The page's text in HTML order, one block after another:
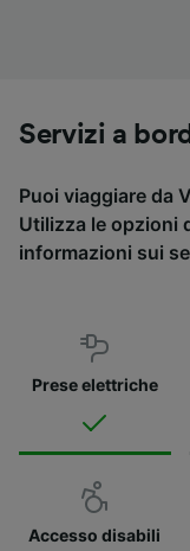
Servizi a
Puoi viaggiare da
Utilizza le opzioni
informazioni sui
Prese elettriche
Accesso disabili